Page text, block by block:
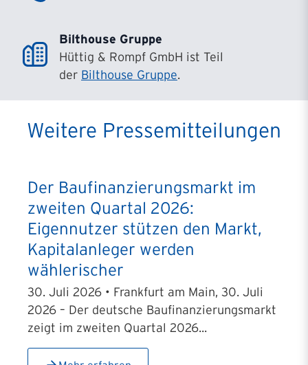
Bilthouse Gruppe
Hüttig & Rompf GmbH ist Teil
der Bilthouse Gruppe.
Weitere Pressemitteilungen
Der Baufinanzierungsmarkt im
zweiten Quartal 2026:
Eigennutzer stützen den Markt,
Kapitalanleger werden
wählerischer
30. Juli 2026 • Frankfurt am Main, 30. Juli
2026 – Der deutsche Baufinanzierungsmarkt
zeigt im zweiten Quartal 2026...